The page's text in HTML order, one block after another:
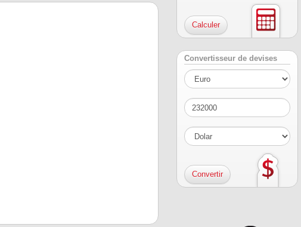
Convertisseur de devises